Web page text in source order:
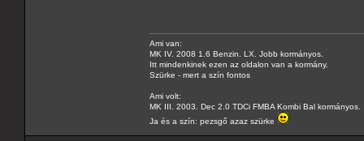
Ami van:
MK IV. 2008 1.6 Benzin. LX. Jobb kormányos.
Itt mindenkinek ezen az oldalon van a kormány.
Szürke - mert a szín fontos
Ami volt:
MK III. 2003. Dec 2.0 TDCi FMBA Kombi Bal kormányos.
Ja és a szín: pezsgő azaz szürke